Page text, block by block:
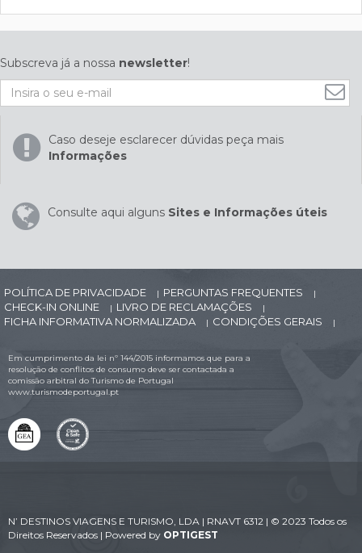
Subscreva já a nossa newsletter!
Caso deseje esclarecer dúvidas peça mais
Informações
Consulte aqui alguns Sites e Informações úteis
POLÍTICA DE PRIVACIDADE | PERGUNTAS FREQUENTES |
CHECK-IN ONLINE | LIVRO DE RECLAMAÇÕES |
FICHA INFORMATIVA NORMALIZADA | CONDIÇÕES GERAIS |
Em cumprimento da lei nº 144/2015 informamos que para a
resolução de conflitos de consumo deve ser contactada a
comissão arbitral do Turismo de Portugal
www.turismodeportugal.pt
N’ DESTINOS VIAGENS E TURISMO, LDA | RNAVT 6312 | © 2023 Todos os
Direitos Reservados | Powered by OPTIGEST